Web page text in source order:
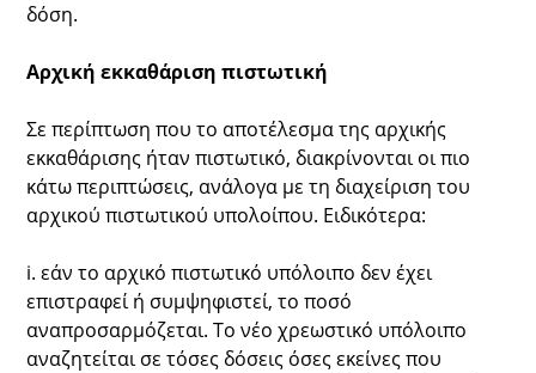
δόση.
Αρχική εκκαθάριση πιστωτική
Σε περίπτωση που το αποτέλεσμα της αρχικής
εκκαθάρισης ήταν πιστωτικό, διακρίνονται οι πιο
κάτω περιπτώσεις, ανάλογα με τη διαχείριση του
αρχικού πιστωτικού υπολοίπου. Ειδικότερα:
i. εάν το αρχικό πιστωτικό υπόλοιπο δεν έχει
επιστραφεί ή συμψηφιστεί, το ποσό
αναπροσαρμόζεται. Το νέο χρεωστικό υπόλοιπο
αναζητείται σε τόσες δόσεις όσες εκείνες που